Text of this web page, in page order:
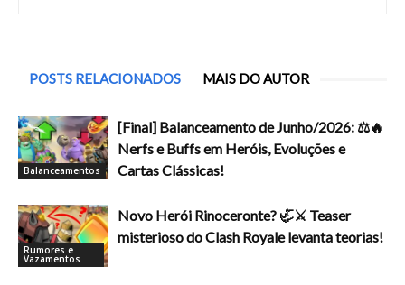
POSTS RELACIONADOS MAIS DO AUTOR
Balanceamentos
[Final] Balanceamento de Junho/2026: ⚖️🔥
Nerfs e Buffs em Heróis, Evoluções e
Cartas Clássicas!
Rumores e
Vazamentos
Novo Herói Rinoceronte? 🦏⚔️ Teaser
misterioso do Clash Royale levanta teorias!